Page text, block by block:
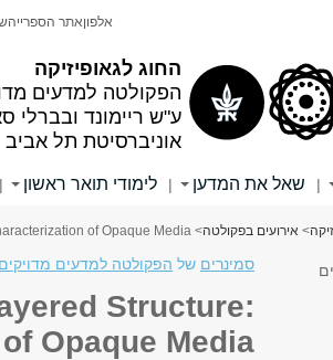
החוג לגאופיזיקה
הפקולטה למדעים
ע"ש ריימונד ובברלי
אוניברסיטת תל אביב
אלפוןאתר הספרייה
| שאל את המדען | לימודי תואר ראשון |
> אירועים בפקולטה> LMI Seminar: From Scattered Light to Layered Structure: IMOP for Characterization of Opaque Media
סמינרים של הפקולטה למדעים מדויקים
Structure:
Opaque Media